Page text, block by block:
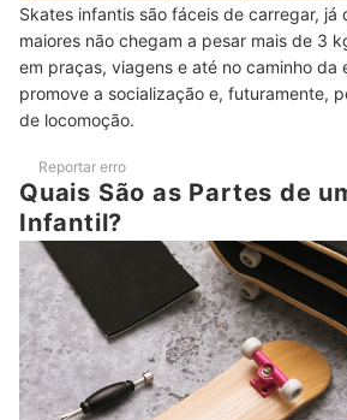
Skates infantis são fáceis de carregar, já
maiores não chegam a pesar mais de 3
em praças, viagens e até no caminho da
promove a socialização e, futuramente,
de locomoção.
Reportar erro
Quais São as Partes de
Infantil?